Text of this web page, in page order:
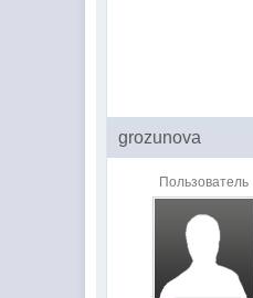
grozunova
Пользователь